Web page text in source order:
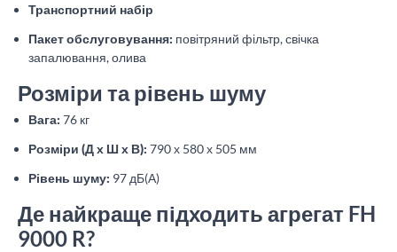
Транспортний набір
Пакет обслуговування: повітряний фільтр, свічка
запалювання, олива
Розміри та рівень шуму
Вага: 76 кг
Розміри (Д х Ш х В): 790 х 580 х 505 мм
Рівень шуму: 97 дБ(А)
Де найкраще підходить агрегат FH
9000 R?